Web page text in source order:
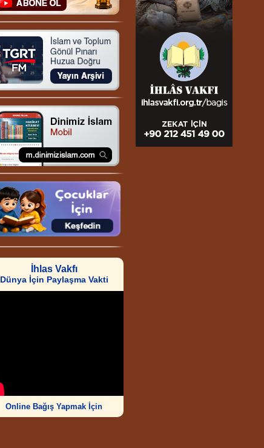
İhlas Vakfı
Dünya İçin Paylaşma Vakti
Online Bağış Yapmak İçin